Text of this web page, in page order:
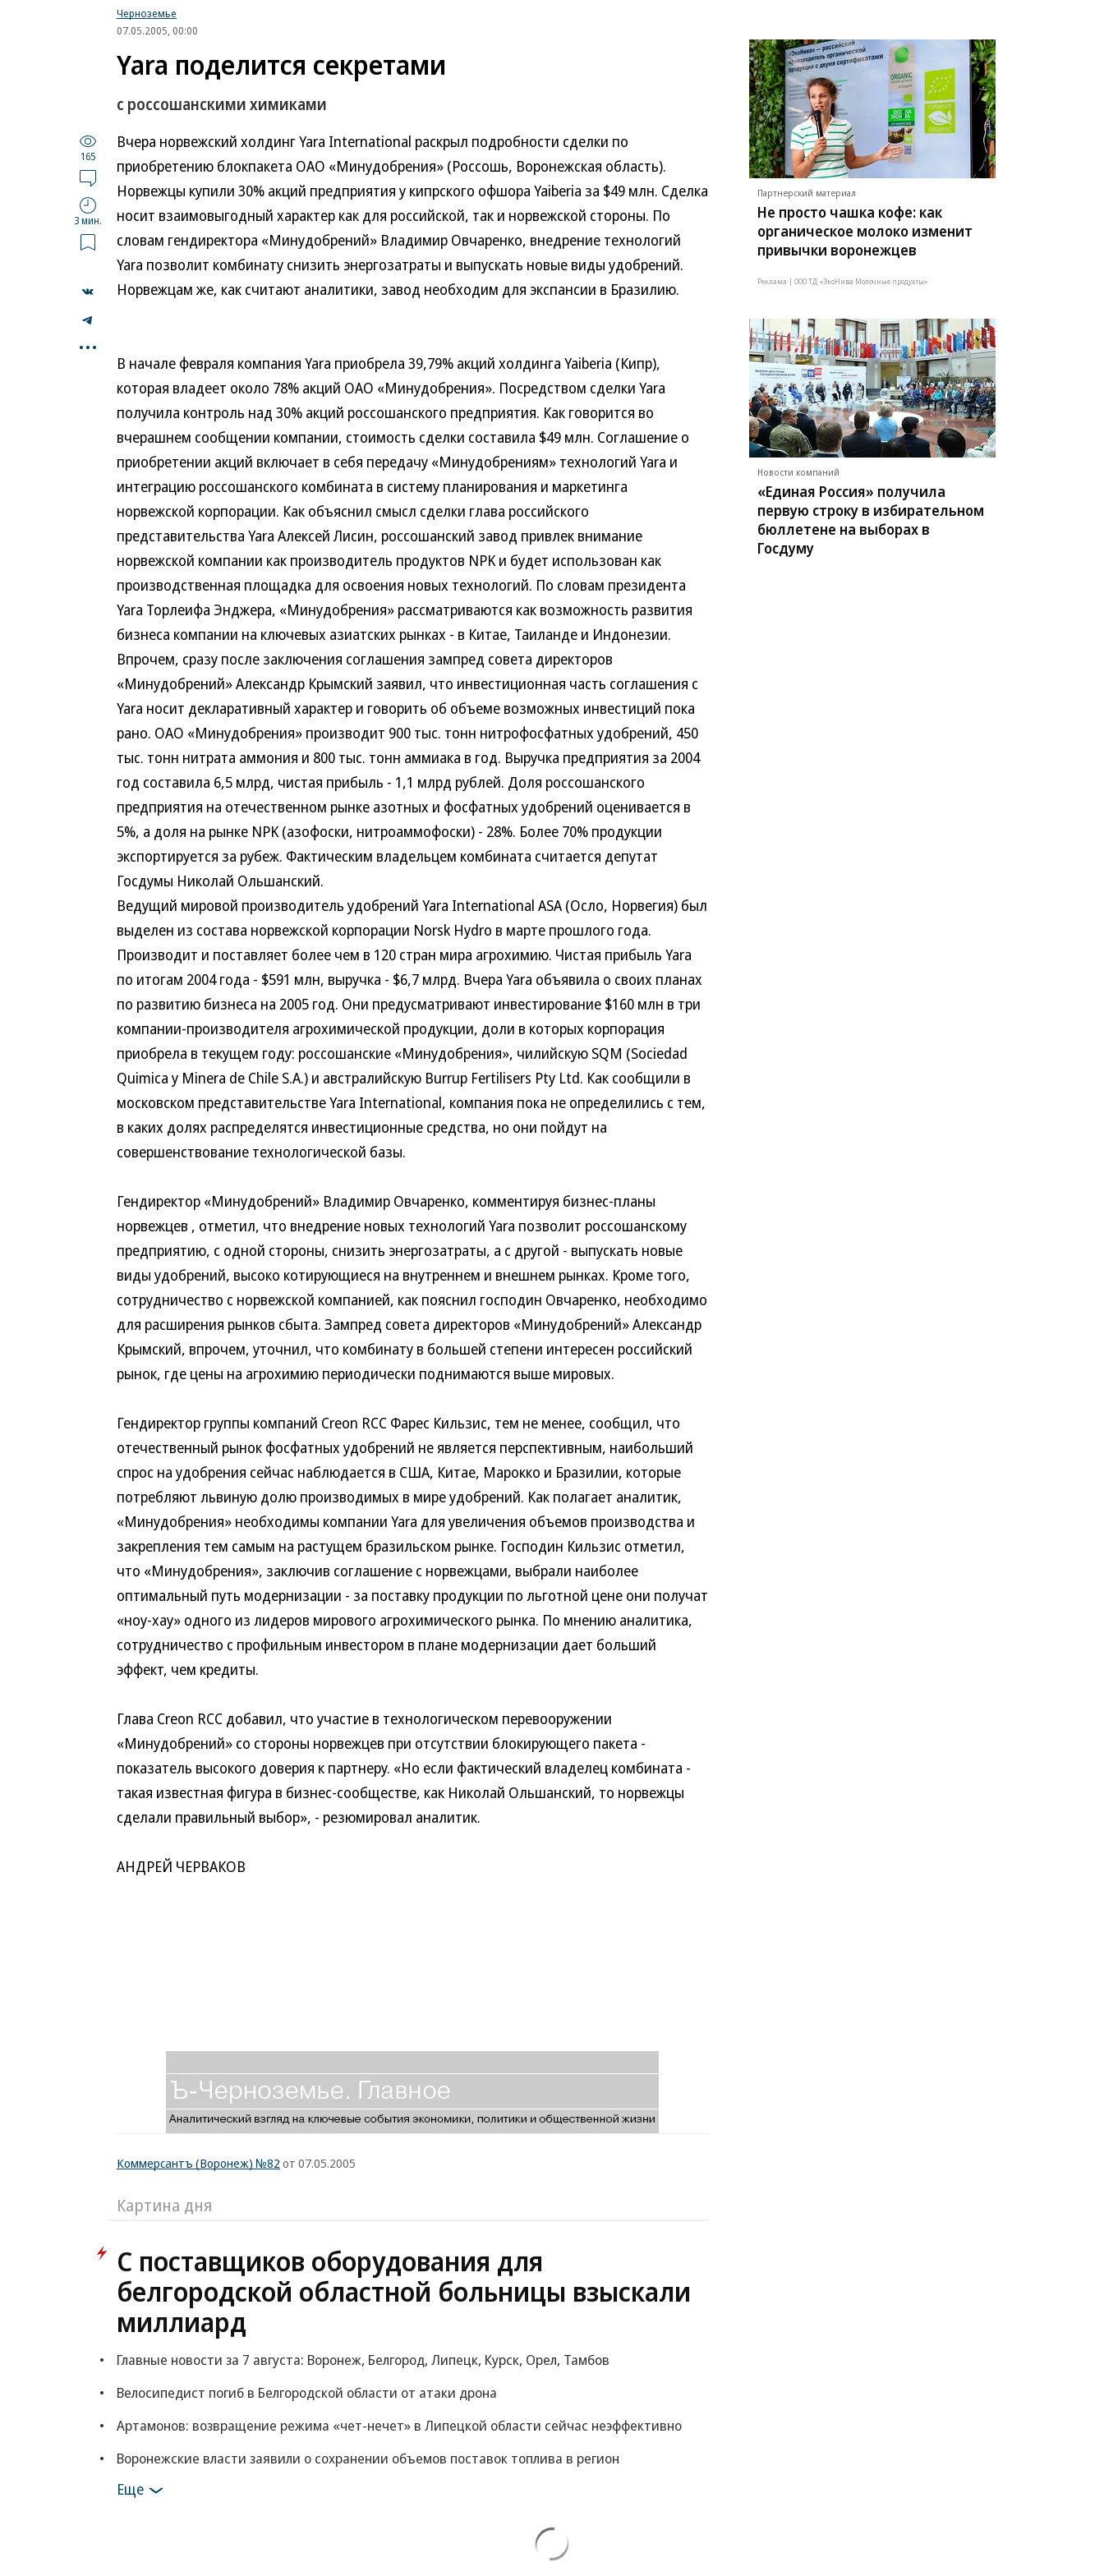
Черноземье
07.05.2005, 00:00
Yara поделится секретами
с россошанскими химиками
165
3 мин.
...
Вчера норвежский холдинг Yara International раскрыл подробности сделки по
приобретению блокпакета ОАО «Минудобрения» (Россошь, Воронежская область).
Норвежцы купили 30% акций предприятия у кипрского офшора Yaiberia за $49 млн. Сделка
носит взаимовыгодный характер как для российской, так и норвежской стороны. По
словам гендиректора «Минудобрений» Владимир Овчаренко, внедрение технологий
Yara позволит комбинату снизить энергозатраты и выпускать новые виды удобрений.
Норвежцам же, как считают аналитики, завод необходим для экспансии в Бразилию.
В начале февраля компания Yara приобрела 39,79% акций холдинга Yaiberia (Кипр),
которая владеет около 78% акций ОАО «Минудобрения». Посредством сделки Yara
получила контроль над 30% акций россошанского предприятия. Как говорится во
вчерашнем сообщении компании, стоимость сделки составила $49 млн. Соглашение о
приобретении акций включает в себя передачу «Минудобрениям» технологий Yara и
интеграцию россошанского комбината в систему планирования и маркетинга
норвежской корпорации. Как объяснил смысл сделки глава российского
представительства Yara Алексей Лисин, россошанский завод привлек внимание
норвежской компании как производитель продуктов NPK и будет использован как
производственная площадка для освоения новых технологий. По словам президента
Yara Торлеифа Энджера, «Минудобрения» рассматриваются как возможность развития
бизнеса компании на ключевых азиатских рынках - в Китае, Таиланде и Индонезии.
Впрочем, сразу после заключения соглашения зампред совета директоров
«Минудобрений» Александр Крымский заявил, что инвестиционная часть соглашения с
Yara носит декларативный характер и говорить об объеме возможных инвестиций пока
рано. ОАО «Минудобрения» производит 900 тыс. тонн нитрофосфатных удобрений, 450
тыс. тонн нитрата аммония и 800 тыс. тонн аммиака в год. Выручка предприятия за 2004
год составила 6,5 млрд, чистая прибыль - 1,1 млрд рублей. Доля россошанского
предприятия на отечественном рынке азотных и фосфатных удобрений оценивается в
5%, а доля на рынке NPK (азофоски, нитроаммофоски) - 28%. Более 70% продукции
экспортируется за рубеж. Фактическим владельцем комбината считается депутат
Госдумы Николай Ольшанский.
Ведущий мировой производитель удобрений Yara International ASA (Осло, Норвегия) был
выделен из состава норвежской корпорации Norsk Hydro в марте прошлого года.
Производит и поставляет более чем в 120 стран мира агрохимию. Чистая прибыль Yara
по итогам 2004 года - $591 млн, выручка - $6,7 млрд. Вчера Yara объявила о своих планах
по развитию бизнеса на 2005 год. Они предусматривают инвестирование $160 млн в три
компании-производителя агрохимической продукции, доли в которых корпорация
приобрела в текущем году: россошанские «Минудобрения», чилийскую SQM (Sociedad
Quimica y Minera de Chile S.A.) и австралийскую Burrup Fertilisers Pty Ltd. Как сообщили в
московском представительстве Yara International, компания пока не определились с тем,
в каких долях распределятся инвестиционные средства, но они пойдут на
совершенствование технологической базы.
Гендиректор «Минудобрений» Владимир Овчаренко, комментируя бизнес-планы
норвежцев , отметил, что внедрение новых технологий Yara позволит россошанскому
предприятию, с одной стороны, снизить энергозатраты, а с другой - выпускать новые
виды удобрений, высоко котирующиеся на внутреннем и внешнем рынках. Кроме того,
сотрудничество с норвежской компанией, как пояснил господин Овчаренко, необходимо
для расширения рынков сбыта. Зампред совета директоров «Минудобрений» Александр
Крымский, впрочем, уточнил, что комбинату в большей степени интересен российский
рынок, где цены на агрохимию периодически поднимаются выше мировых.
Гендиректор группы компаний Creon RCC Фарес Кильзис, тем не менее, сообщил, что
отечественный рынок фосфатных удобрений не является перспективным, наибольший
спрос на удобрения сейчас наблюдается в США, Китае, Марокко и Бразилии, которые
потребляют львиную долю производимых в мире удобрений. Как полагает аналитик,
«Минудобрения» необходимы компании Yara для увеличения объемов производства и
закрепления тем самым на растущем бразильском рынке. Господин Кильзис отметил,
что «Минудобрения», заключив соглашение с норвежцами, выбрали наиболее
оптимальный путь модернизации - за поставку продукции по льготной цене они получат
«ноу-хау» одного из лидеров мирового агрохимического рынка. По мнению аналитика,
сотрудничество с профильным инвестором в плане модернизации дает больший
эффект, чем кредиты.
Глава Creon RCC добавил, что участие в технологическом перевооружении
«Минудобрений» со стороны норвежцев при отсутствии блокирующего пакета -
показатель высокого доверия к партнеру. «Но если фактический владелец комбината -
такая известная фигура в бизнес-сообществе, как Николай Ольшанский, то норвежцы
сделали правильный выбор», - резюмировал аналитик.
АНДРЕЙ ЧЕРВАКОВ
Коммерсантъ (Воронеж) №82 от 07.05.2005
Картина дня
С поставщиков оборудования для
белгородской областной больницы взыскали
миллиард
Главные новости за 7 августа: Воронеж, Белгород, Липецк, Курск, Орел, Тамбов
Велосипедист погиб в Белгородской области от атаки дрона
Артамонов: возвращение режима «чет-нечет» в Липецкой области сейчас неэффективно
Воронежские власти заявили о сохранении объемов поставок топлива в регион
Еще
Партнерский материал
Не просто чашка кофе: как
органическое молоко изменит
привычки воронежцев
Реклама | ООО ТД «ЭкоНива Молочные продукты»
Новости компаний
«Единая Россия» получила
первую строку в избирательном
бюллетене на выборах в
Госдуму